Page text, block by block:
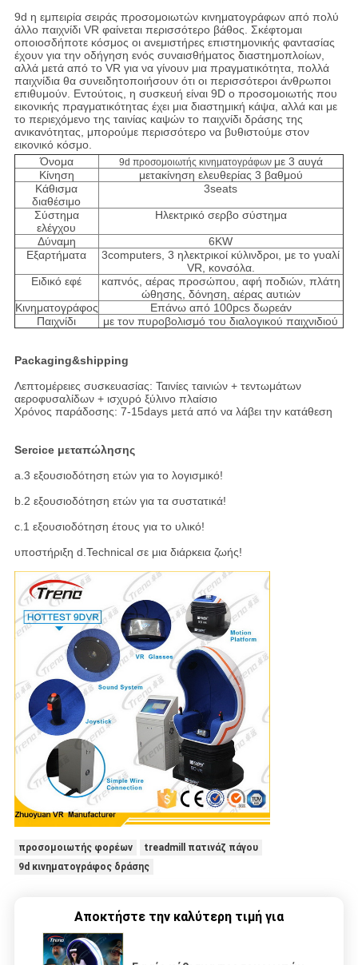
9d η εμπειρία σειράς προσομοιωτών κινηματογράφων από πολύ
άλλο παιχνίδι VR φαίνεται περισσότερο βάθος. Σκέφτομαι
οποιοσδήποτε κόσμος οι ανεμιστήρες επιστημονικής φαντασίας
έχουν για την οδήγηση ενός συναισθήματος διαστημοπλοίων,
αλλά μετά από το VR για να γίνουν μια πραγματικότητα, πολλά
παιχνίδια θα συνειδητοποιήσουν ότι οι περισσότεροι άνθρωποι
επιθυμούν. Εντούτοις, η συσκευή είναι 9D ο προσομοιωτής που
εικονικής πραγματικότητας έχει μια διαστημική κάψα, αλλά και με
το περιεχόμενο της ταινίας καψών το παιχνίδι δράσης της
ανικανότητας, μπορούμε περισσότερο να βυθιστούμε στον
εικονικό κόσμο.
Όνομα
9d προσομοιωτής κινηματογράφων με 3 αυγά
Κίνηση
μετακίνηση ελευθερίας 3 βαθμού
Κάθισμα
διαθέσιμο
3seats
Σύστημα
ελέγχου
Ηλεκτρικό σερβο σύστημα
Δύναμη
6KW
Εξαρτήματα
3computers, 3 ηλεκτρικοί κύλινδροι, με το γυαλί
VR, κονσόλα.
Ειδικό εφέ
καπνός, αέρας προσώπου, αφή ποδιών, πλάτη
ώθησης, δόνηση, αέρας αυτιών
Κινηματογράφος
Επάνω από 100pcs δωρεάν
Παιχνίδι
με τον πυροβολισμό του διαλογικού παιχνιδιού
Packaging&shipping
Λεπτομέρειες συσκευασίας: Ταινίες ταινιών + τεντωμάτων
αεροφυσαλίδων + ισχυρό ξύλινο πλαίσιο
Χρόνος παράδοσης: 7-15days μετά από να λάβει την κατάθεση
Sercice μεταπώλησης
a.3 εξουσιοδότηση ετών για το λογισμικό!
b.2 εξουσιοδότηση ετών για τα συστατικά!
c.1 εξουσιοδότηση έτους για το υλικό!
υποστήριξη d.Technical σε μια διάρκεια ζωής!
προσομοιωτής φορέων
treadmill πατινάζ πάγου
9d κινηματογράφος δράσης
Αποκτήστε την καλύτερη τιμή για